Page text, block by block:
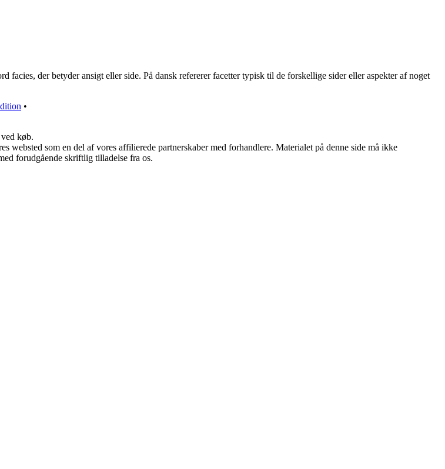
facies, der betyder ansigt eller side. På dansk refererer facetter typisk til de forskellige sider eller aspekter af noget
•
køb.
som en del af vores affilierede partnerskaber med forhandlere. Materialet på denne side må ikke
forudgående skriftlig tilladelse fra os.